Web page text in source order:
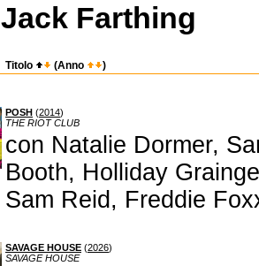
Jack Farthing
Titolo (Anno )
POSH (2014)
THE RIOT CLUB
con Natalie Dormer,
Booth, Holliday
Sam Reid, Freddie
SAVAGE HOUSE (2026)
SAVAGE HOUSE